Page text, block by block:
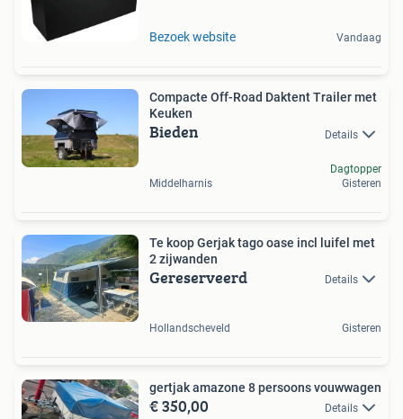
Bezoek website Vandaag
Compacte Off-Road Daktent Trailer met
Keuken
Bieden Details
Middelharnis
Dagtopper
Gisteren
Te koop Gerjak tago oase incl luifel met
2 zijwanden
Gereserveerd Details
Hollandscheveld Gisteren
gertjak amazone 8 persoons vouwwagen
€ 350,00 Details